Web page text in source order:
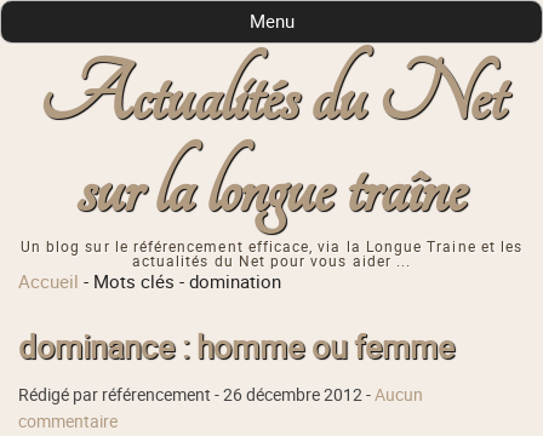
Actualités du Net
sur la longue traîne
Un blog sur le référencement efficace, via la Longue Traine et les
actualités du Net pour vous aider ...
Menu
Accueil - Mots clés -domination
dominance : homme ou femme
Rédigé par référencement -26 décembre 2012-Aucun
commentaire